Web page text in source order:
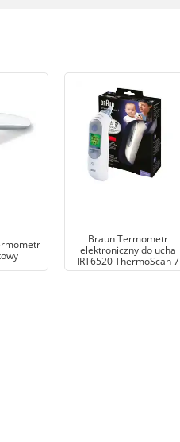
Braun Termometr
elektroniczny do ucha
IRT6520 ThermoScan 7